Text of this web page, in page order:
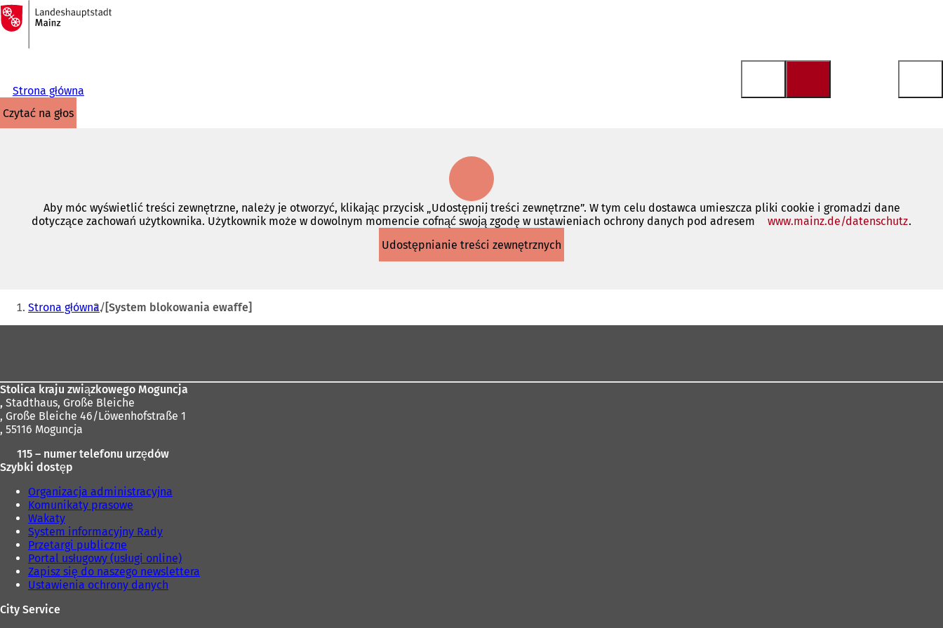
Przejdź do treści
Do
strony
głównej
Strona główna
czytać na głos
Aby móc wyświetlić treści zewnętrzne, należy je otworzyć, klikając przycisk „Udostępnij treści zewnętrzne”. W tym celu dostawca umieszcza pliki cookie i gromadzi dane
dotyczące zachowań użytkownika. Użytkownik może w dowolnym momencie cofnąć swoją zgodę w ustawieniach ochrony danych pod adresem
www.mainz.de/datenschutz.
Udostępnianie treści zewnętrznych
Jesteś
tutaj:
Strona główna [System blokowania ewaffe]
Stolica kraju związkowego Moguncja
, Stadthaus, Große Bleiche
, Große Bleiche 46/Löwenhofstraße 1
, 55116 Moguncja
115 – numer telefonu urzędów
Szybki dostęp
Organizacja administracyjna
Komunikaty prasowe
Wakaty
System informacyjny Rady
Przetargi publiczne
Portal usługowy (usługi online)
Zapisz się do naszego newslettera
Ustawienia ochrony danych
City Service